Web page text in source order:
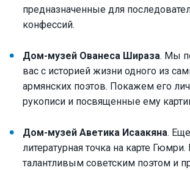
предназначенные для
конфессий.
Дом-музей Ованеса Шираза. Мы
вас с историей жизни одного из
армянских поэтов. Покажем его
рукописи и посвященные ему
Дом-музей Аветика Исаакяна.
литературная точка на карте
талантливым советским поэтом и